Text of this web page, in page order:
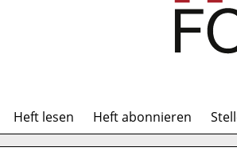
Heft lesen Heft abonnieren